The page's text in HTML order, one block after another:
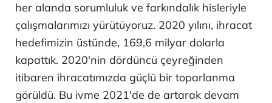
her alanda sorumluluk ve farkındalık hisleriyle
çalışmalarımızı yürütüyoruz. 2020 yılını, ihracat
hedefimizin üstünde, 169,6 milyar dolarla
kapattık. 2020'nin dördüncü çeyreğinden
itibaren ihracatımızda güçlü bir toparlanma
görüldü. Bu ivme 2021'de de artarak devam